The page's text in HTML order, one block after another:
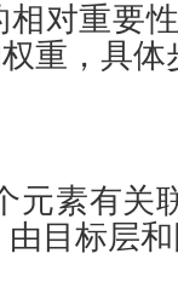
对重要
重，具体
元素有关
由目标层